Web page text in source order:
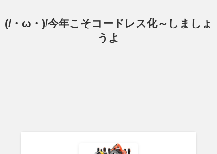
(/・ω・)/今年こそコードレス化～しましょ
うよ